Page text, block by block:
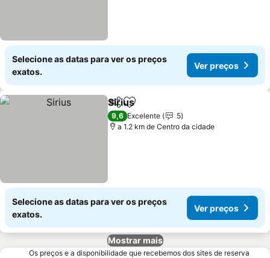
Selecione as datas para ver os preços
exatos.
Ver preços
PartilharAdicionar aos favoritos
Sirius
9,6 Excelente
5
a 1.2 km de Centro da cidade
Selecione as datas para ver os preços
exatos.
Ver preços
Mostrar mais
Os preços e a disponibilidade que recebemos dos sites de reserva